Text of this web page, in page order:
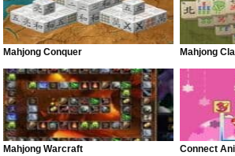
Mahjong Conquer Mahjong
Mahjong Warcraft Connect